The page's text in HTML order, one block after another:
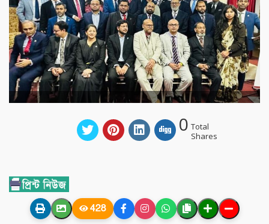
0 Total
Shares
428